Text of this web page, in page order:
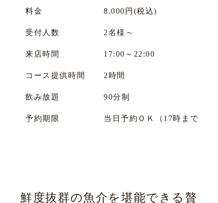
料金 8,000円(税込)
受付人数 2名様～
来店時間 17:00～22:00
コース提供時間 2時間
飲み放題 90分制
予約期限 当日予約ＯＫ（17時までに
鮮度抜群の魚介を堪能できる贅